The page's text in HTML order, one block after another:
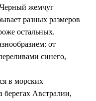
жемчуг
разных размеров
остальных.
от
синего,
в морских
берегах Австралии,